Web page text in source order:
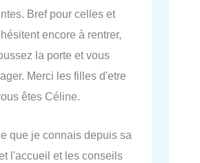
Bref pour celles et
encore à rentrer,
la porte et vous
Merci les filles d'etre
êtes Céline.
que je connais depuis sa
l'accueil et les conseils